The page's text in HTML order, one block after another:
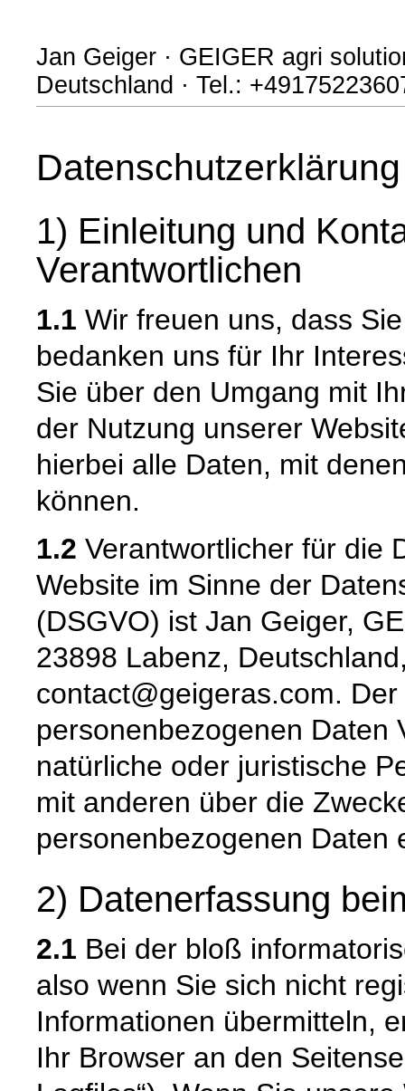
Jan Geiger · GEIGER agri
Deutschland · Tel.:
Datenschutzerklärung
1) Einleitung und
Verantwortlichen
1.1 Wir freuen uns, dass
bedanken uns für Ihr
Sie über den Umgang mit
der Nutzung unserer
hierbei alle Daten, mit
können.
1.2 Verantwortlicher für die
Website im Sinne der
(DSGVO) ist Jan Geiger,
23898 Labenz,
contact@geigeras.com.
personenbezogenen Daten
natürliche oder juristische
mit anderen über die
personenbezogenen Daten
2) Datenerfassung
2.1 Bei der bloß
also wenn Sie sich nicht
Informationen übermitteln,
Ihr Browser an den